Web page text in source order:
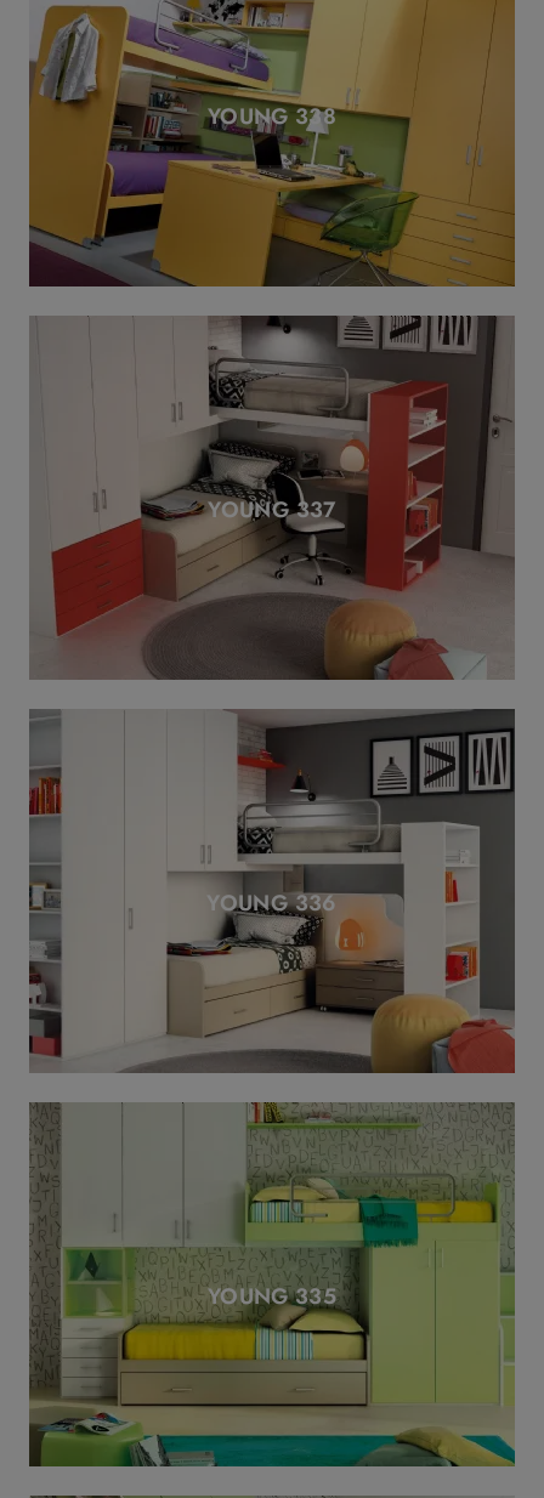
YOUNG 338
YOUNG 337
YOUNG 336
YOUNG 335